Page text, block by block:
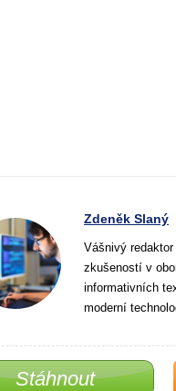
Zdeněk Slaný
Vášnivý
zkušeností v
informativních
moderní
Stáhnout